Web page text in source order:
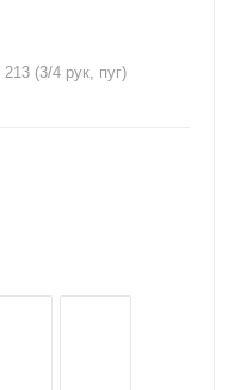
213 (3/4 рук, пуг)